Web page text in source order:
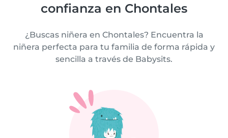
confianza en Chontales
¿Buscas niñera en Chontales? Encuentra la
niñera perfecta para tu familia de forma rápida y
sencilla a través de Babysits.